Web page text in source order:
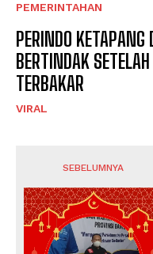
PEMERINTAHAN
PERINDO
BERTINDAK
TERBAKAR
VIRAL
SEBELUMNYA